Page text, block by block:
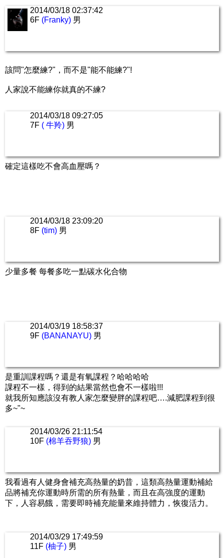
2014/03/18 02:37:42
6F (Franky) 男
該問"怎麼練?"，而不是"能不能練?"!
人家說不能練你就真的不練?
2014/03/18 09:27:05
7F ( 牛羚) 男
確定這樣吃不會高血壓嗎？
2014/03/18 23:09:20
8F (tim) 男
少量多餐 每餐多吃一點碳水化合物
2014/03/19 18:58:37
9F (BANANAYU) 男
是重訓課程嗎？還是有氧課程？哈哈哈哈
課程不一樣，得到的結果當然也會不一樣啦!!!
就我所知應該沒有教人家怎麼變胖的課程吧….減肥課程到很
多~"~
2014/03/26 21:11:54
10F (棉羊吞野狼) 男
我看過有人健身會補充高熱量的奶昔，這類高熱量運動補給
品將補充你運動時所需的所有熱量，而且在高強度的運動
下，人容易餓，需要即時補充能量來維持體力，恢復活力。
2014/03/29 17:49:59
11F (柚子) 男